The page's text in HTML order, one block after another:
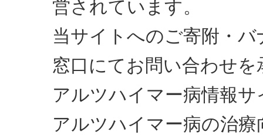
営されています。
当サイトへのご寄附・
窓口にてお問い合わせ
アルツハイマー病情報
アルツハイマー病の治